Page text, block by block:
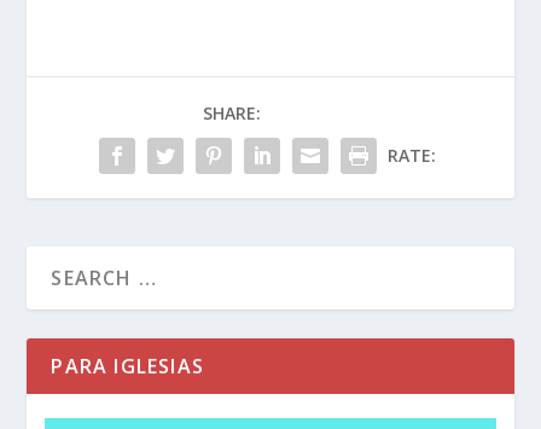
SHARE:
RATE:
PARA IGLESIAS